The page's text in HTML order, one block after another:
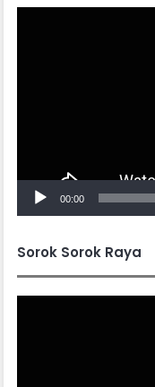
00:00
Sorok Sorok Raya